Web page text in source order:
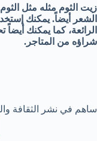
زيت الثوم مثله مثل
الشعر أيضاً. يمكنك
الرائعة، كما يمكنك
شراؤه من المتاجر.
ساهم في نشر الثقافة